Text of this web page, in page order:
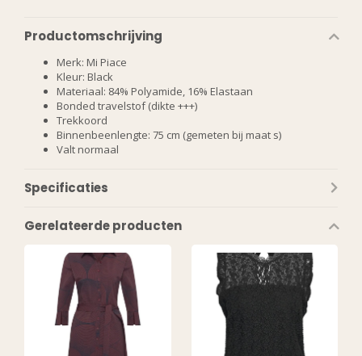
Productomschrijving
Merk: Mi Piace
Kleur: Black
Materiaal: 84% Polyamide, 16% Elastaan
Bonded travelstof (dikte +++)
Trekkoord
Binnenbeenlengte: 75 cm (gemeten bij maat s)
Valt normaal
Specificaties
Gerelateerde producten